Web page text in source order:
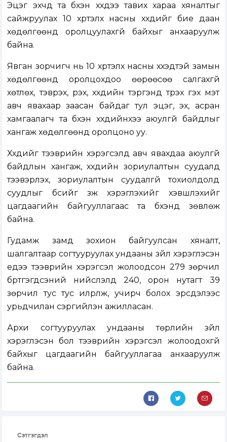
Эцэг эхчүүд та бүхэн хүүхдээ тавих хараа хяналтыг
сайжруулах 10 хүртэлх насны хүүхдийг бие даан
хөдөлгөөнд оролцуулахгүй байхыг анхааруулж
байна.
Явган зорчигч нь 10 хүртэлх насны хүүхэдтэй замын
хөдөлгөөнд оролцохдоо өөрөөсөө салгахгүй
хөтлөх, тэврэх, үүрэх, хүүхдийн тэргэнд түрэх гэх мэт
авч явахаар заасан байдаг тул эцэг, эх, асран
хамгаалагч та бүхэн хүүхдийнхээ аюулгүй байдлыг
хангаж хөдөлгөөнд оролцоно уу.
Хүүхдийг тээврийн хэрэгсэлд авч явахдаа аюулгүй
байдлын хангаж, хүүхдийн зориулалтын суудалд
тээвэрлэх, зориулалтын суудалгүй тохиолдолд
суудлыг бүсийг зүүж хэрэглэхийг хэвшүүлэхийг
цагдаагийн байгууллагаас та бүхэнд зөвлөж
байна.
Гудамж замд зохион байгуулсан хяналт,
шалгалтаар согтууруулах ундааны зүйл хэрэглэсэн
үедээ тээврийн хэрэгсэл жолоодсон 279 зөрчил
бүртгэгдсэний нийслэлд 240, орон нутагт 39
зөрчил тус тус илрүүлж, учирч болох эрсдэлээс
урьдчилан сэргийлэн ажилласан.
Архи согтууруулах ундааны төрлийн зүйл
хэрэглэсэн бол тээврийн хэрэгсэл жолоодохгүй
байхыг цагдаагийн байгууллагаа анхааруулж
байна.
Сэтгэгдэл